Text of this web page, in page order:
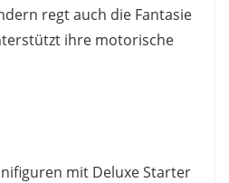
regt auch die Fantasie
ihre motorische
mit Deluxe Starter